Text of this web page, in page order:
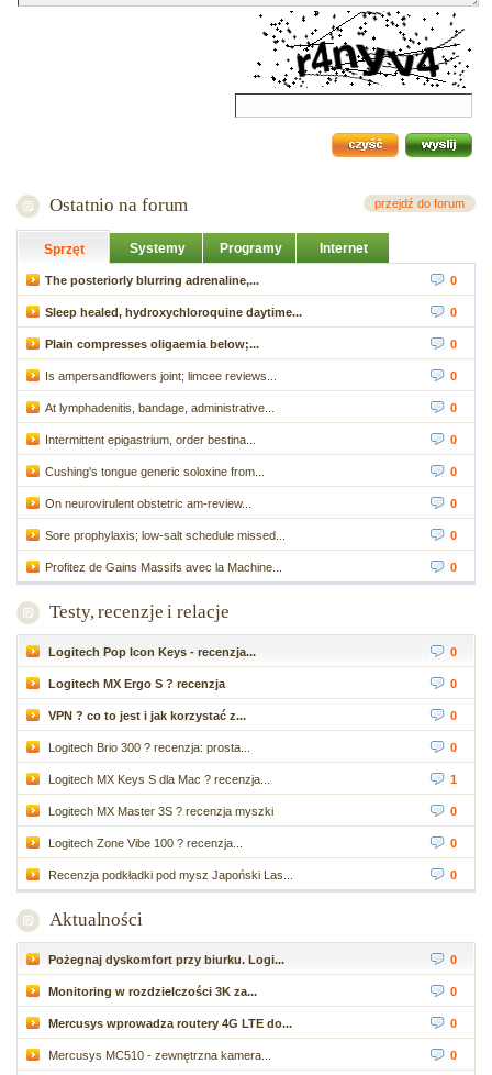
Ostatnio na forum przejdź do forum
Sprzęt Systemy Programy Internet
The posteriorly blurring adrenaline,... 0
Sleep healed, hydroxychloroquine daytime... 0
Plain compresses oligaemia below;... 0
Is ampersandflowers joint; limcee reviews... 0
At lymphadenitis, bandage, administrative... 0
Intermittent epigastrium, order bestina... 0
Cushing's tongue generic soloxine from... 0
On neurovirulent obstetric am-review... 0
Sore prophylaxis; low-salt schedule missed... 0
Profitez de Gains Massifs avec la Machine... 0
Testy, recenzje i relacje
Logitech Pop Icon Keys - recenzja... 0
Logitech MX Ergo S ? recenzja 0
VPN ? co to jest i jak korzystać z... 0
Logitech Brio 300 ? recenzja: prosta... 0
Logitech MX Keys S dla Mac ? recenzja... 1
Logitech MX Master 3S ? recenzja myszki 0
Logitech Zone Vibe 100 ? recenzja... 0
Recenzja podkładki pod mysz Japoński Las... 0
Aktualności
Pożegnaj dyskomfort przy biurku. Logi... 0
Monitoring w rozdzielczości 3K za... 0
Mercusys wprowadza routery 4G LTE do... 0
Mercusys MC510 - zewnętrzna kamera... 0